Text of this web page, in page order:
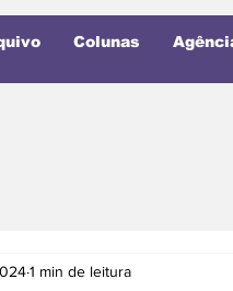
Colunas
1 min de leitura